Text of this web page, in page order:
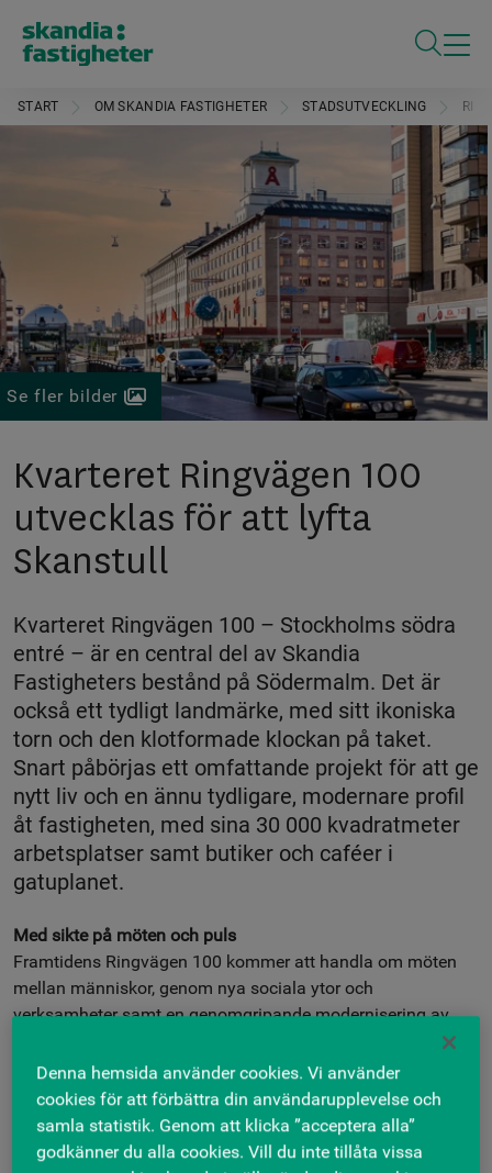
START OM SKANDIA FASTIGHETER STADSUTVECKLING
Se fler bilder
Kvarteret Ringvägen 100
utvecklas för att lyfta
Skanstull
Kvarteret Ringvägen 100 – Stockholms södra
entré – är en central del av Skandia
Fastigheters bestånd på Södermalm. Det är
också ett tydligt landmärke, med sitt ikoniska
torn och den klotformade klockan på taket.
Snart påbörjas ett omfattande projekt för att ge
nytt liv och en ännu tydligare, modernare profil
åt fastigheten, med sina 30 000 kvadratmeter
arbetsplatser samt butiker och caféer i
gatuplanet.
Med sikte på möten och puls
Framtidens Ringvägen 100 kommer att handla om möten
mellan människor, genom nya sociala ytor och
verksamheter samt en genomgripande modernisering av
såväl kontorslokaler som gemensamma miljöer. Siktet är
inställt på att bli en plats som pulserar, där kreativitet och
idéer växer. Konceptet är fortfarande under arbete, i
samarbete med Studio Stockholm Arkitektur.
Denna hemsida använder cookies. Vi använder
cookies för att förbättra din användarupplevelse och
samla statistik. Genom att klicka ”acceptera alla”
godkänner du alla cookies. Vill du inte tillåta vissa